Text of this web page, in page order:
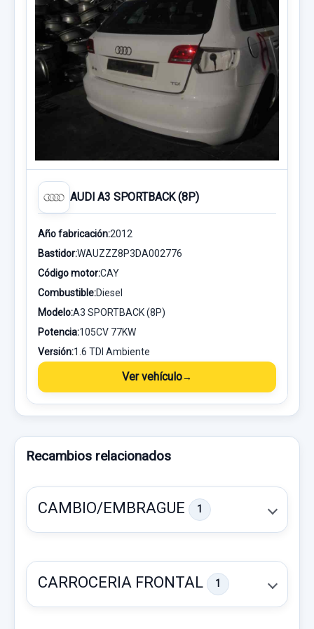
AUDI A3 SPORTBACK (8P)
Año fabricación:2012
Bastidor:WAUZZZ8P3DA002776
Código motor:CAY
Combustible:Diesel
Modelo:A3 SPORTBACK (8P)
Potencia:105CV 77KW
Versión:1.6 TDI Ambiente
Ver vehículo
Recambios relacionados
CAMBIO/EMBRAGUE 1
CARROCERIA FRONTAL 1